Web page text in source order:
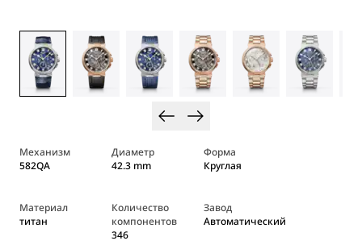
Механизм
582QA
Диаметр
42.3 mm
Форма
Круглая
Материал
титан
Количество
компонентов
346
Завод
Автоматический